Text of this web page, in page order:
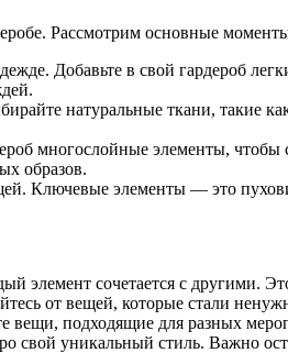
Рассмотрим основные
Добавьте в свой гардероб
натуральные ткани, такие
многослойные элементы,
образов.
Ключевые элементы — это
элемент сочетается с другими.
от вещей, которые стали
подходящие для разных
уникальный стиль. Важно